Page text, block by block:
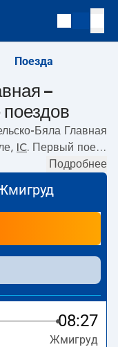
Поезда
–
Бяла Главная
IC. Первый поезд
PKP Бельско-Бяла
Главная–
EIP Pendolino, TLK-
и, как правило,
Подробнее
08:27
Жмигруд